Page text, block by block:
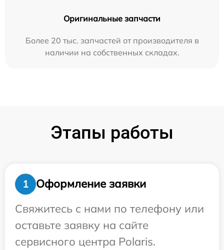
Оригинальные запчасти
Более 20 тыс. запчастей от производителя в
наличии на собственных складах.
Этапы работы
1
Оформление заявки
Свяжитесь с нами по телефону или
оставьте заявку на сайте
сервисного центра Polaris.